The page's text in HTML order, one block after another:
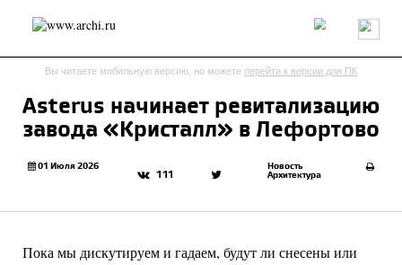
Россия Мир Технологии Интерьер Пресса
Архитекторы
send.project Анонсы конкурсов
Блог
Журнал
Исследование
Репортаж
Рецензия Архитектура
Выставка
Книги
Наследие Образование
Урбанистика
Вы читаете мобильную версию, но можете перейти к версии для ПК
Asterus начинает ревитализацию
завода «Кристалл» в Лефортово
01 Июля 2026
111
Новость
Архитектура
Пока мы дискутируем и гадаем, будут ли снесены или